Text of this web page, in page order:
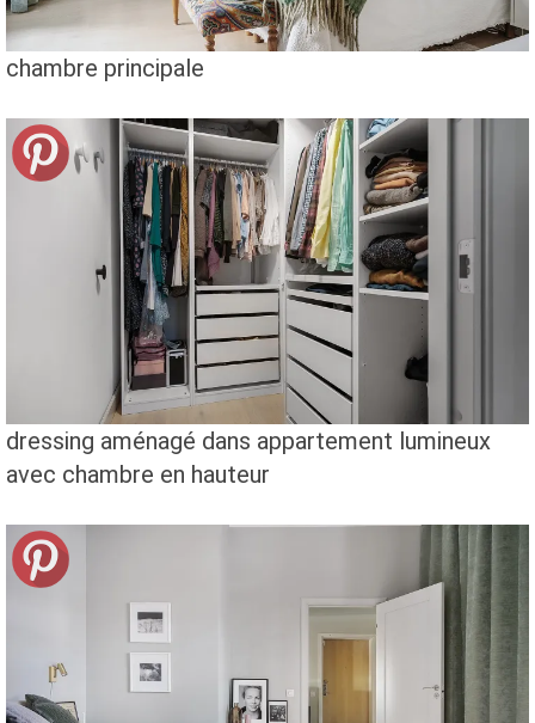
chambre principale
dressing aménagé dans appartement lumineux
avec chambre en hauteur